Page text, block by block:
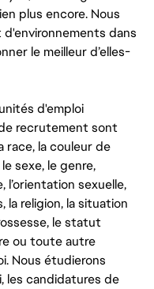
plus encore. Nous
dans
le meilleur d’elles-
d'emploi
recrutement sont
race, la couleur de
sexe, le genre,
sexuelle,
la religion, la situation
le statut
ou toute autre
Nous étudierons
les candidatures de